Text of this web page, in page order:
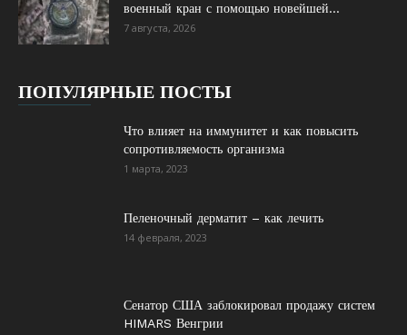
военный кран с помощью новейшей...
7 августа, 2026
ПОПУЛЯРНЫЕ ПОСТЫ
Что влияет на иммунитет и как повысить
сопротивляемость организма
1 марта, 2023
Пеленочный дерматит – как лечить
14 февраля, 2023
Сенатор США заблокировал продажу систем
HIMARS Венгрии